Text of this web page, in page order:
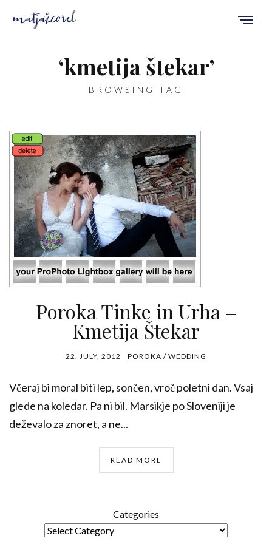
‘kmetija štekar’
BROWSING TAG
Poroka Tinke in Urha –
Kmetija Štekar
22. JULY, 2012 POROKA / WEDDING
Včeraj bi moral biti lep, sončen, vroč poletni dan. Vsaj
glede na koledar. Pa ni bil. Marsikje po Sloveniji je
deževalo za znoret, a ne...
READ MORE
Categories